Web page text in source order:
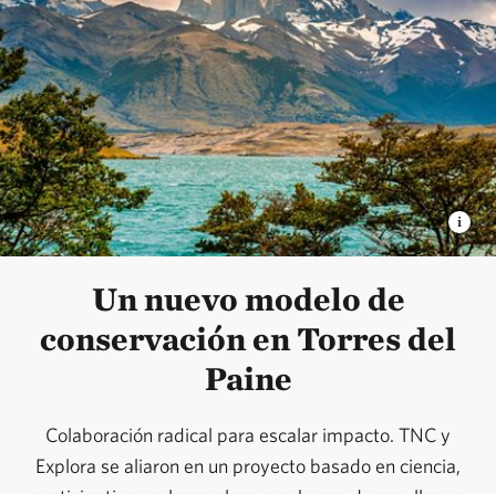
Un nuevo modelo de
conservación en Torres del
Paine
Colaboración radical para escalar impacto. TNC y
Explora se aliaron en un proyecto basado en ciencia,